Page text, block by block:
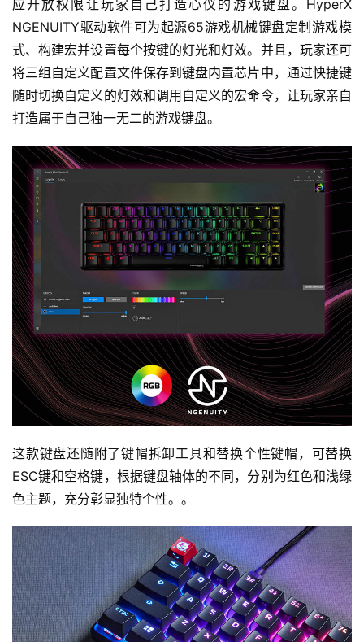
心
玩
机
技
巧
好
物
推
荐
登录 注册
应开放权限让玩家自己打造心仪的游戏键盘。HyperX
NGENUITY驱动软件可为起源65游戏机械键盘定制游戏模
式、构建宏并设置每个按键的灯光和灯效。并且，玩家还可
将三组自定义配置文件保存到键盘内置芯片中，通过快捷键
随时切换自定义的灯效和调用自定义的宏命令，让玩家亲自
打造属于自己独一无二的游戏键盘。
这款键盘还随附了键帽拆卸工具和替换个性键帽，可替换
ESC键和空格键，根据键盘轴体的不同，分别为红色和浅绿
色主题，充分彰显独特个性。。